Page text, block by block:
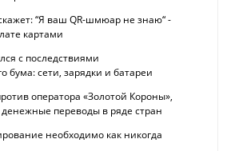
“Я ваш QR-шмюар не знаю“ -
картами
с последствиями
бума: сети, зарядки и батареи
оператора «Золотой Короны»,
переводы в ряде стран
необходимо как никогда